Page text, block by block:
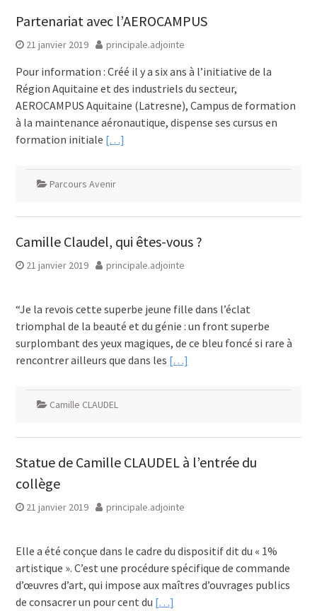
Partenariat avec l’AEROCAMPUS
21 janvier 2019 principale.adjointe
Pour information : Créé il y a six ans à l’initiative de la
Région Aquitaine et des industriels du secteur,
AEROCAMPUS Aquitaine (Latresne), Campus de formation
à la maintenance aéronautique, dispense ses cursus en
formation initiale […]
Parcours Avenir
Camille Claudel, qui êtes-vous ?
21 janvier 2019 principale.adjointe
“Je la revois cette superbe jeune fille dans l’éclat
triomphal de la beauté et du génie : un front superbe
surplombant des yeux magiques, de ce bleu foncé si rare à
rencontrer ailleurs que dans les […]
Camille CLAUDEL
Statue de Camille CLAUDEL à l’entrée du
collège
21 janvier 2019 principale.adjointe
Elle a été conçue dans le cadre du dispositif dit du « 1%
artistique ». C’est une procédure spécifique de commande
d’œuvres d’art, qui impose aux maîtres d’ouvrages publics
de consacrer un pour cent du […]